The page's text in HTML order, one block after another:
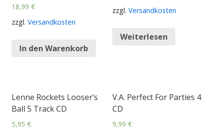
18,99 €
zzgl. Versandkosten
In den Warenkorb
zzgl. Versandkosten
Weiterlesen
Lenne Rockets Looser’s
Ball 5 Track CD
5,95 €
V.A. Perfect For Parties 4
CD
9,99 €